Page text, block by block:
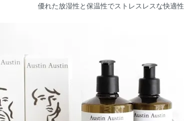
優れた放湿性と保温性でストレスレスな快適性